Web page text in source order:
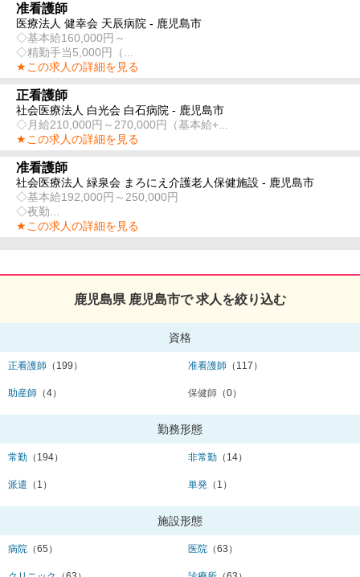
准看護師
医療法人 健幸会 天辰病院 - 鹿児島市
◇基本給160,000円～
◇精勤手当5,000円（...
★この求人の詳細を見る
正看護師
社会医療法人 白光会 白石病院 - 鹿児島市
◇月給210,000円～270,000円（基本給+...
★この求人の詳細を見る
准看護師
社会医療法人 緑泉会 まろにえ介護老人保健施設 - 鹿児島市
◇基本給192,000円～250,000円
◇夜勤...
★この求人の詳細を見る
鹿児島県 鹿児島市で 求人を絞り込む
資格
正看護師 （199） 准看護師 （117）
助産師 （4） 保健師 （0）
勤務形態
常勤 （194） 非常勤 （14）
派遣 （1） 単発 （1）
施設形態
病院 （65） 医院 （63）